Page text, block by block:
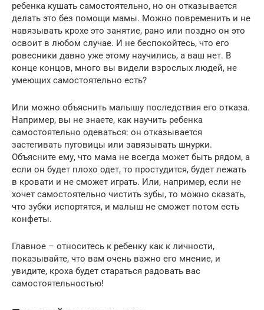
ребенка кушать самостоятельно, но он отказывается
делать это без помощи мамы. Можно повременить и не
навязывать крохе это занятие, рано или поздно он это
освоит в любом случае. И не беспокойтесь, что его
ровесники давно уже этому научились, а ваш нет. В
конце концов, много вы видели взрослых людей, не
умеющих самостоятельно есть?
Или можно объяснить малышу последствия его отказа.
Например, вы не знаете, как научить ребенка
самостоятельно одеваться: он отказывается
застегивать пуговицы или завязывать шнурки.
Объясните ему, что мама не всегда может быть рядом, а
если он будет плохо одет, то простудится, будет лежать
в кровати и не сможет играть. Или, например, если не
хочет самостоятельно чистить зубы, то можно сказать,
что зубки испортятся, и малыш не сможет потом есть
конфеты.
Главное – относитесь к ребенку как к личности,
показывайте, что вам очень важно его мнение, и
увидите, кроха будет стараться радовать вас
самостоятельностью!